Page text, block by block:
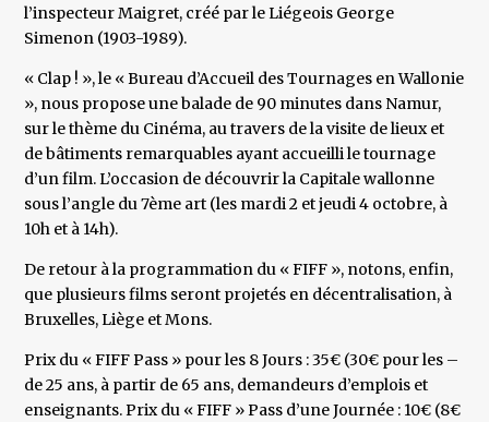
l’inspecteur Maigret, créé par le Liégeois George
Simenon (1903-1989).
« Clap ! », le « Bureau d’Accueil des Tournages en Wallonie
», nous propose une balade de 90 minutes dans Namur,
sur le thème du Cinéma, au travers de la visite de lieux et
de bâtiments remarquables ayant accueilli le tournage
d’un film. L’occasion de découvrir la Capitale wallonne
sous l’angle du 7ème art (les mardi 2 et jeudi 4 octobre, à
10h et à 14h).
De retour à la programmation du « FIFF », notons, enfin,
que plusieurs films seront projetés en décentralisation, à
Bruxelles, Liège et Mons.
Prix du « FIFF Pass » pour les 8 Jours : 35€ (30€ pour les –
de 25 ans, à partir de 65 ans, demandeurs d’emplois et
enseignants. Prix du « FIFF » Pass d’une Journée : 10€ (8€